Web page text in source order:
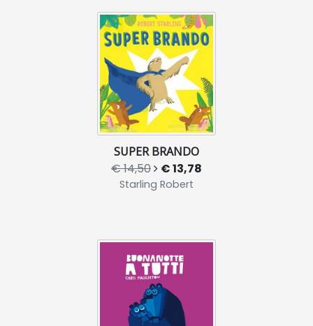
SUPER BRANDO
€ 14,50 € 13,78
Starling Robert